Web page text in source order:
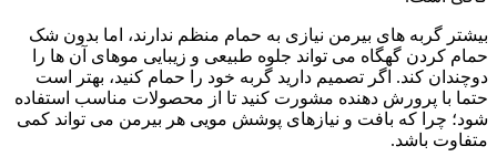
بیشتر گربه‌ های بیرمن نیازی به حمام منظم ندارند، اما بدون شک
حمام کردن گهگاه می‌ تواند جلوه طبیعی و زیبایی موهای آن‌ ها را
دوچندان کند. اگر تصمیم دارید گربه خود را حمام کنید، بهتر است
حتما با پرورش‌ دهنده مشورت کنید تا از محصولات مناسب استفاده
شود؛ چرا که بافت و نیازهای پوشش مویی هر بیرمن می‌ تواند کمی
متفاوت باشد.